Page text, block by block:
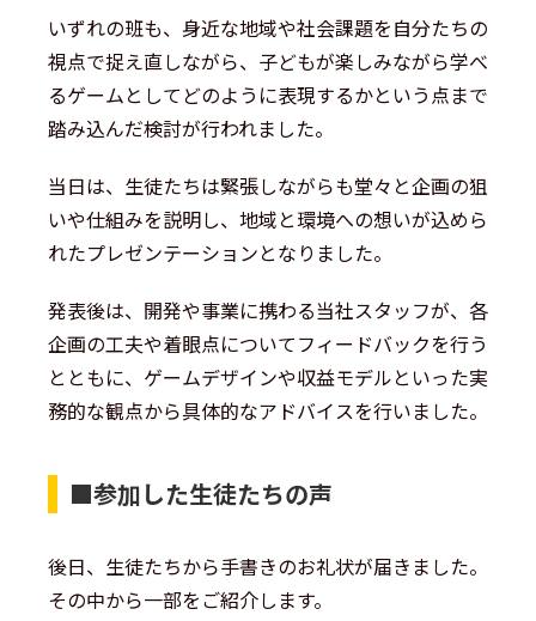
いずれの班も、身近な地域や社会課題を自分たちの
視点で捉え直しながら、子どもが楽しみながら学べ
るゲームとしてどのように表現するかという点まで
踏み込んだ検討が行われました。
当日は、生徒たちは緊張しながらも堂々と企画の狙
いや仕組みを説明し、地域と環境への想いが込めら
れたプレゼンテーションとなりました。
発表後は、開発や事業に携わる当社スタッフが、各
企画の工夫や着眼点についてフィードバックを行う
とともに、ゲームデザインや収益モデルといった実
務的な観点から具体的なアドバイスを行いました。
■参加した生徒たちの声
後日、生徒たちから手書きのお礼状が届きました。
その中から一部をご紹介します。